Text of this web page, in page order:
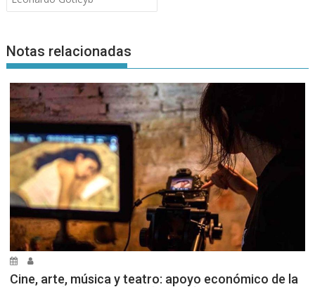
Notas relacionadas
Cine, arte, música y teatro: apoyo económico de la